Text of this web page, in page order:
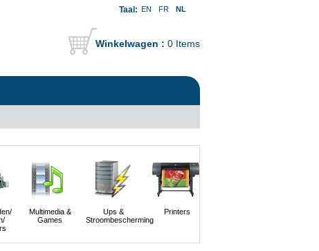
Taal: EN FR
NL
Winkelwagen : 0 Items
Multimedia &
Games
Ups &
Stroombescherming
Printers